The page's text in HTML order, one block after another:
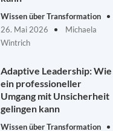
Wissen über Transformation
26. Mai 2026
Michaela
Wintrich
Adaptive Leadership: Wie
ein professioneller
Umgang mit Unsicherheit
gelingen kann
Wissen über Transformation